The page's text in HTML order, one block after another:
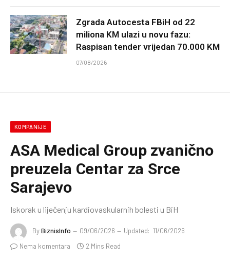
Zgrada Autocesta FBiH od 22
miliona KM ulazi u novu fazu:
Raspisan tender vrijedan 70.000 KM
07/08/2026
KOMPANIJE
ASA Medical Group zvanično
preuzela Centar za Srce
Sarajevo
Iskorak u liječenju kardiovaskularnih bolesti u BiH
ByBiznisInfo 09/06/2026 Updated: 11/06/2026
Nema komentara
2 Mins Read